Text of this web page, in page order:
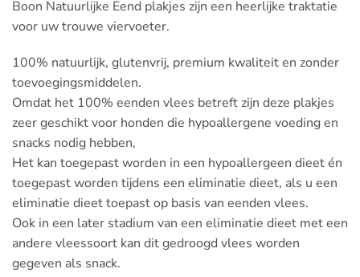
Boon Natuurlijke Eend plakjes zijn een heerlijke traktatie
voor uw trouwe viervoeter.
100% natuurlijk, glutenvrij, premium kwaliteit en zonder
toevoegingsmiddelen.
Omdat het 100% eenden vlees betreft zijn deze plakjes
zeer geschikt voor honden die hypoallergene voeding en
snacks nodig hebben,
Het kan toegepast worden in een hypoallergeen dieet én
toegepast worden tijdens een eliminatie dieet, als u een
eliminatie dieet toepast op basis van eenden vlees.
Ook in een later stadium van een eliminatie dieet met een
andere vleessoort kan dit gedroogd vlees worden
gegeven als snack.